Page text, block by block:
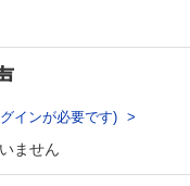
か
か
ソームの尿中排出機構の解明
インが必要です)
ません